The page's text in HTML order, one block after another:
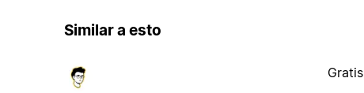
Similar a esto
Gratis